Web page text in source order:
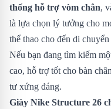
thống hỗ trợ vòm chân,
là lựa chọn lý tưởng cho
thể thao cho đến di
Nếu bạn đang tìm kiếm
cao, hỗ trợ tốt cho bàn
tư xứng đáng.
Giày Nike Structure 26